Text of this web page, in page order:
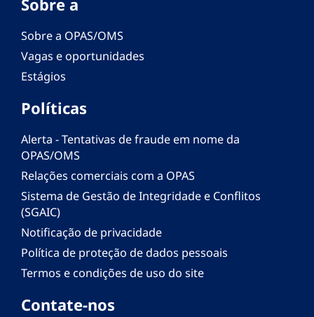
Sobre a OPAS/OMS
Vagas e oportunidades
Estágios
Políticas
Alerta - Tentativas de fraude em nome da
OPAS/OMS
Relações comerciais com a OPAS
Sistema de Gestão de Integridade e Conflitos
(SGAIC)
Notificação de privacidade
Política de proteção de dados pessoais
Termos e condições de uso do site
Contate-nos